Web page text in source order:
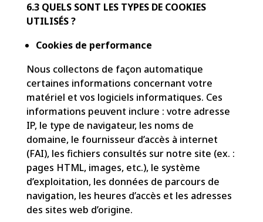
6.3 QUELS SONT LES TYPES DE COOKIES
UTILISÉS ?
Cookies de performance
Nous collectons de façon automatique
certaines informations concernant votre
matériel et vos logiciels informatiques. Ces
informations peuvent inclure : votre adresse
IP, le type de navigateur, les noms de
domaine, le fournisseur d’accès à internet
(FAI), les fichiers consultés sur notre site (ex. :
pages HTML, images, etc.), le système
d’exploitation, les données de parcours de
navigation, les heures d’accès et les adresses
des sites web d’origine.